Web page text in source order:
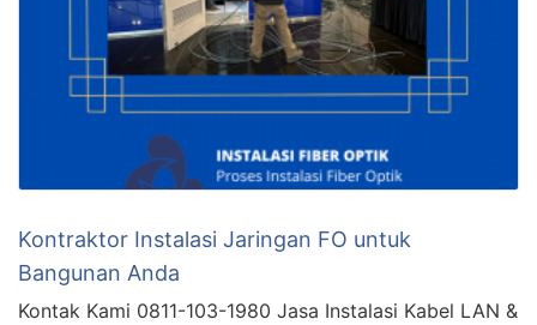
Kontraktor Instalasi Jaringan FO untuk
Bangunan Anda
Kontak Kami 0811-103-1980 Jasa Instalasi Kabel LAN &